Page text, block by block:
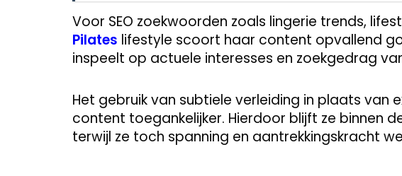
Voor SEO zoekwoorden zoals lingerie trends,
Pilates lifestyle scoort haar content opvallend
inspeelt op actuele interesses en zoekgedrag
Het gebruik van subtiele verleiding in plaats van
content toegankelijker. Hierdoor blijft ze binnen
terwijl ze toch spanning en aantrekkingskracht